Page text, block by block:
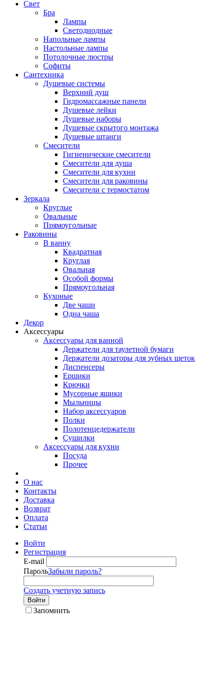
Свет
Бра
Лампы
Светодиодные
Напольные лампы
Настольные лампы
Потолочные люстры
Софиты
Сантехника
Душевые системы
Верхний душ
Гидромассажные панели
Душевые лейки
Душевые наборы
Душевые скрытого монтажа
Душевые штанги
Смесители
Гигиенические смесители
Смесители для душа
Смесители для кухни
Смесители для раковины
Смесители с термостатом
Зеркала
Круглые
Овальные
Прямоугольные
Раковины
В ванну
Квадратная
Круглая
Овальная
Особой формы
Прямоугольная
Кухоные
Две чаши
Одна чаша
Декор
Аксессуары
Аксессуары для ванной
Держатели для таулетной бумаги
Держатели дозаторы для зубных щеток
Диспенсеры
Ершики
Крючки
Мусорные ящики
Мыльницы
Набор аксессуаров
Полки
Полотенцедержатели
Сушилки
Аксессуары для кухни
Посуда
Прочее
О нас
Контакты
Доставка
Возврат
Оплата
Статьи
Войти
Регистрация
E-mail
ПарольЗабыли пароль?
Создать учетную запись
Войти
Запомнить